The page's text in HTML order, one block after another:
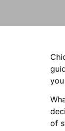
of